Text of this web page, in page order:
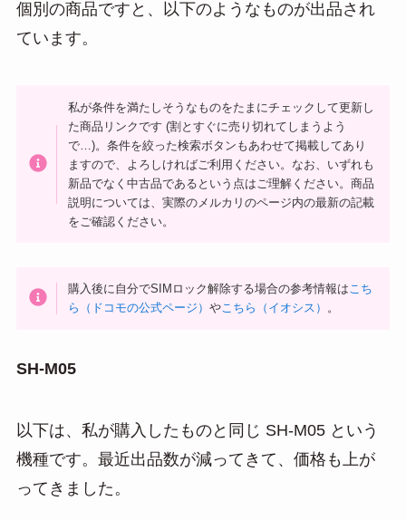
個別の商品ですと、以下のようなものが出品され
ています。
私が条件を満たしそうなものをたまにチェックして更新し
た商品リンクです (割とすぐに売り切れてしまうよう
で…)。条件を絞った検索ボタンもあわせて掲載してあり
ますので、よろしければご利用ください。なお、いずれも
新品でなく中古品であるという点はご理解ください。商品
説明については、実際のメルカリのページ内の最新の記載
をご確認ください。
購入後に自分でSIMロック解除する場合の参考情報はこち
ら（ドコモの公式ページ）やこちら（イオシス） 。
SH-M05
以下は、私が購入したものと同じ SH-M05 という
機種です。最近出品数が減ってきて、価格も上が
ってきました。